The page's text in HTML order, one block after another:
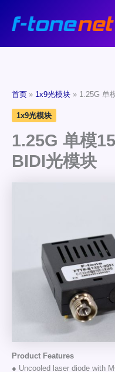
首页 1x9光模块 1.25G 单
1x9光模块
1.25G 单模
BIDI光模块
Product Features
● Uncooled laser diode with